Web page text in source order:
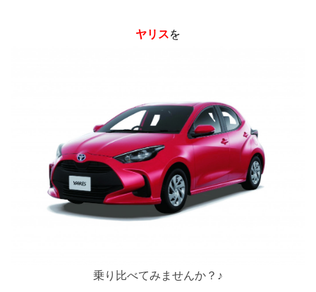
ヤリスを
乗り比べてみませんか？♪